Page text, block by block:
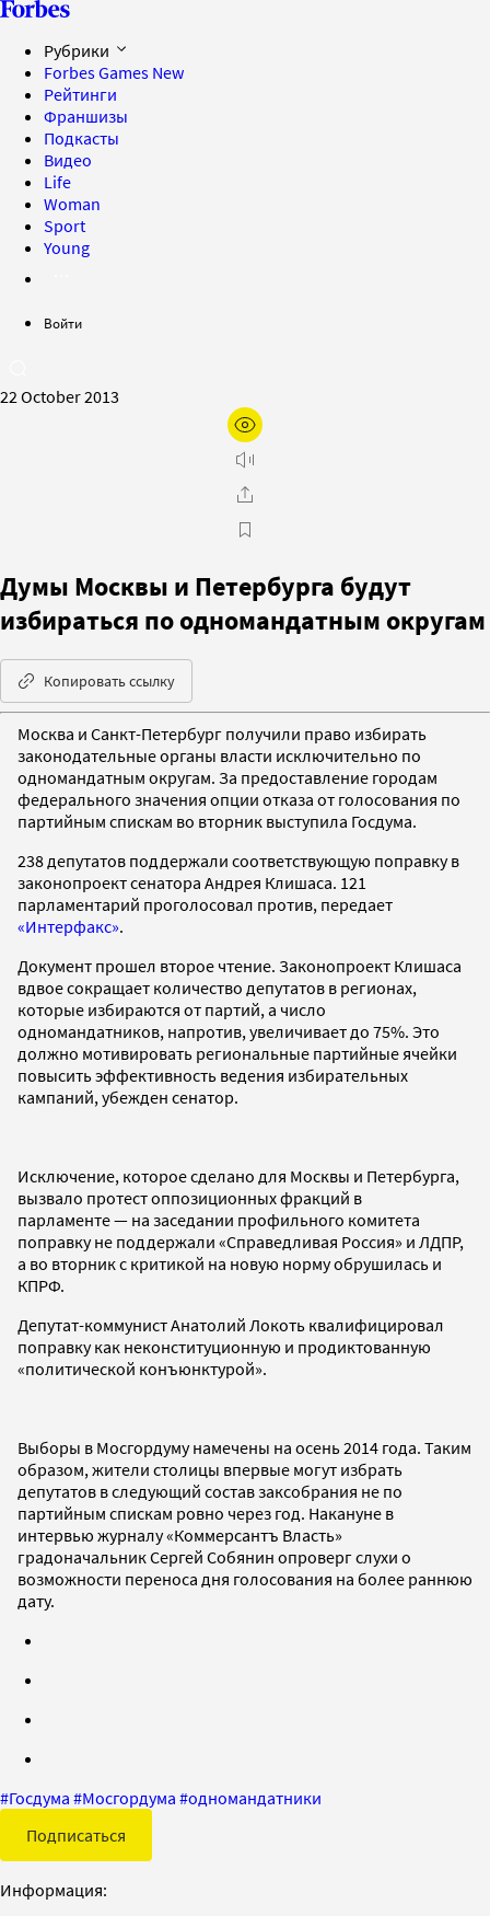
Рубрики
Forbes Games New
Рейтинги
Франшизы
Подкасты
Видео
Life
Woman
Sport
Young
Войти
22 October 2013
Думы Москвы и Петербурга будут
избираться по одномандатным округам
Копировать ссылку
Москва и Санкт-Петербург получили право избирать
законодательные органы власти исключительно по
одномандатным округам. За предоставление городам
федерального значения опции отказа от голосования по
партийным спискам во вторник выступила Госдума.
238 депутатов поддержали соответствующую поправку в
законопроект сенатора Андрея Клишаса. 121
парламентарий проголосовал против, передает
«Интерфакс».
Документ прошел второе чтение. Законопроект Клишаса
вдвое сокращает количество депутатов в регионах,
которые избираются от партий, а число
одномандатников, напротив, увеличивает до 75%. Это
должно мотивировать региональные партийные ячейки
повысить эффективность ведения избирательных
кампаний, убежден сенатор.
Исключение, которое сделано для Москвы и Петербурга,
вызвало протест оппозиционных фракций в
парламенте — на заседании профильного комитета
поправку не поддержали «Справедливая Россия» и ЛДПР,
а во вторник с критикой на новую норму обрушилась и
КПРФ.
Депутат-коммунист Анатолий Локоть квалифицировал
поправку как неконституционную и продиктованную
«политической конъюнктурой».
Выборы в Мосгордуму намечены на осень 2014 года. Таким
образом, жители столицы впервые могут избрать
депутатов в следующий состав заксобрания не по
партийным спискам ровно через год. Накануне в
интервью журналу «Коммерсантъ Власть»
градоначальник Сергей Собянин опроверг слухи о
возможности переноса дня голосования на более раннюю
дату.
#Госдума #Мосгордума #одномандатники
Подписаться
Информация: